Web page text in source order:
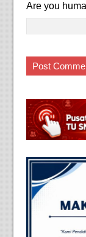
Are you